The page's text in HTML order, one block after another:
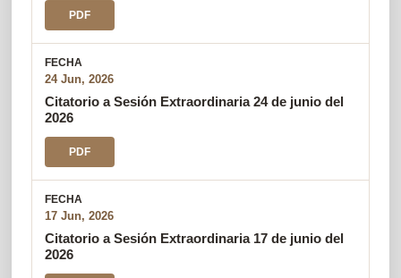
PDF
24 Jun, 2026
Citatorio a Sesión Extraordinaria 24 de junio del
2026
PDF
17 Jun, 2026
Citatorio a Sesión Extraordinaria 17 de junio del
2026